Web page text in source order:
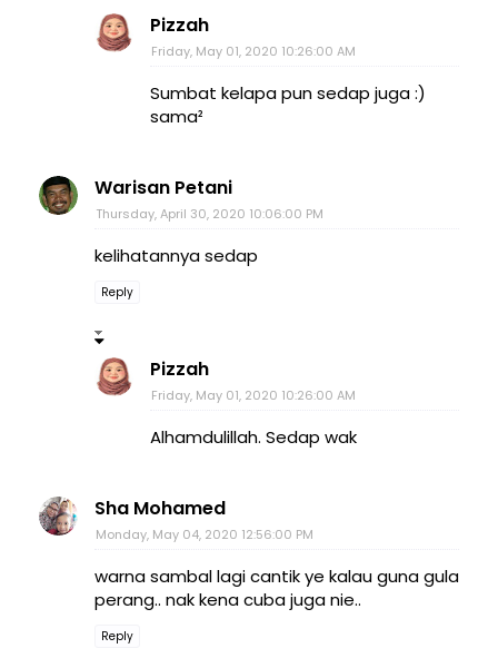
Pizzah
Friday, May 01, 2020 10:26:00 AM
Sumbat kelapa pun sedap juga :)
sama²
Warisan Petani
Thursday, April 30, 2020 10:06:00 PM
kelihatannya sedap
Reply
Pizzah
Friday, May 01, 2020 10:26:00 AM
Alhamdulillah. Sedap wak
Sha Mohamed
Monday, May 04, 2020 12:56:00 PM
warna sambal lagi cantik ye kalau guna gula
perang.. nak kena cuba juga nie..
Reply